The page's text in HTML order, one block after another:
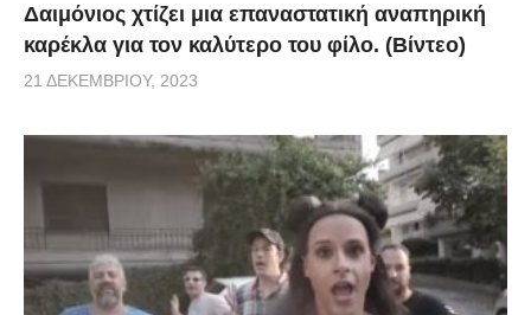
Δαιμόνιος χτίζει μια επαναστατική αναπηρική
καρέκλα για τον καλύτερο του φίλο. (Βίντεο)
21 ΔΕΚΕΜΒΡΊΟΥ, 2023